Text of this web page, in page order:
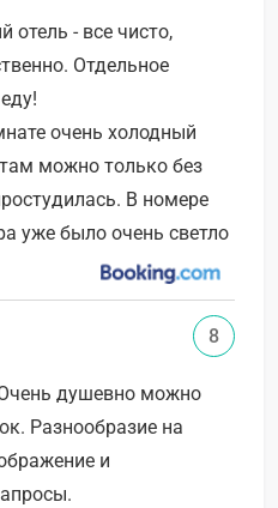
отель - все чисто,
Отдельное
очень холодный
можно только без
В номере
уже было очень светло
душевно можно
Разнообразие на
и
8